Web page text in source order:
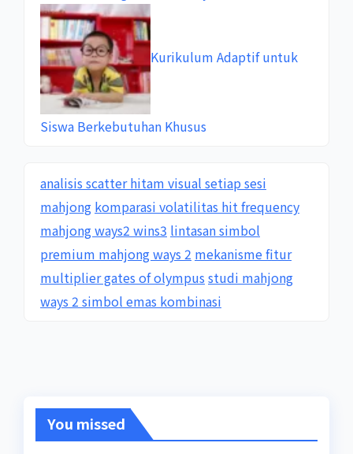
Kurikulum Adaptif untuk
Siswa Berkebutuhan Khusus
analisis scatter hitam visual setiap sesi
mahjong komparasi volatilitas hit frequency
mahjong ways2 wins3 lintasan simbol
premium mahjong ways 2 mekanisme fitur
multiplier gates of olympus studi mahjong
ways 2 simbol emas kombinasi
You missed